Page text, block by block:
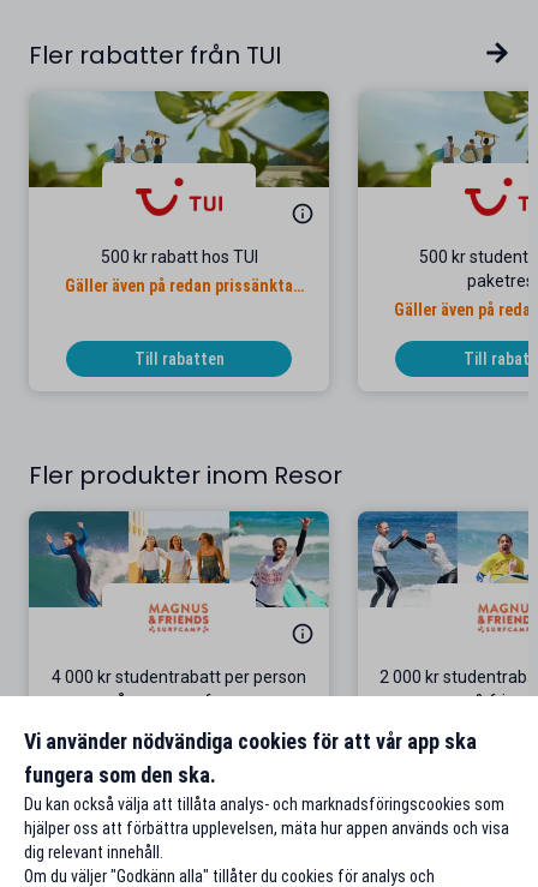
Fler rabatter från TUI
500 kr rabatt hos TUI
Gäller även på redan prissänkta
Till rabatten
500 kr
Gäller även på
Till
Fler produkter inom Resor
4 000 kr studentrabatt per person
på grupp-surfresor
Gäller bokningar för 4 personer
Till rabatten
2 000 kr
&
Surf-äventyr i
Vi använder nödvändiga cookies för att vår app ska
fungera som den ska.
Du kan också välja att tillåta analys- och marknadsföringscookies som
hjälper oss att förbättra upplevelsen, mäta hur appen används och visa
dig relevant innehåll.
Om du väljer "Godkänn alla" tillåter du cookies för analys och